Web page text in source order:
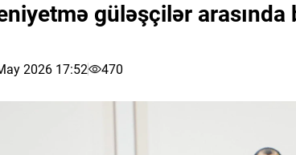
güləşçilər
2026 17:52 470